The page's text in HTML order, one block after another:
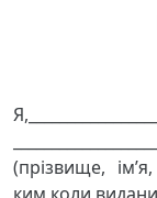
(прізвище,